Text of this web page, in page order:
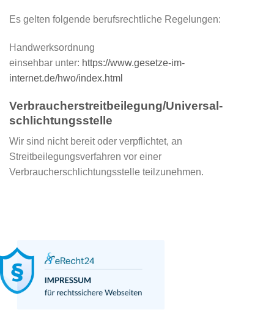
Es gelten folgende berufsrechtliche Regelungen:
Handwerksordnung
einsehbar unter: https://www.gesetze-im-
internet.de/hwo/index.html
Verbraucher­streit­beilegung/Universal­
schlichtungs­stelle
Wir sind nicht bereit oder verpflichtet, an
Streitbeilegungsverfahren vor einer
Verbraucherschlichtungsstelle teilzunehmen.